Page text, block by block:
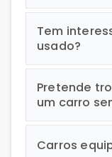
Tem
usado?
Pretende
um carro
Carros